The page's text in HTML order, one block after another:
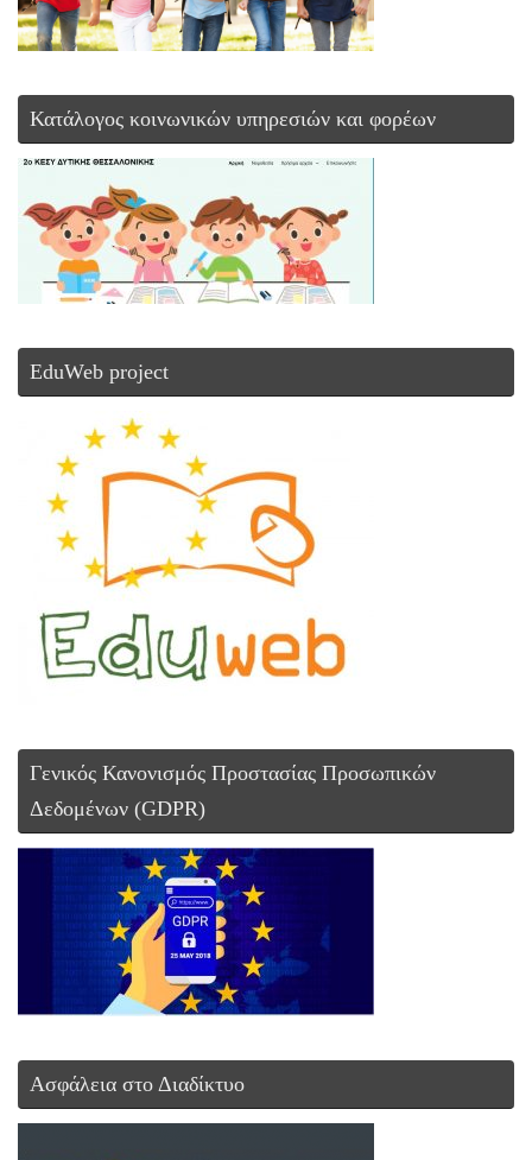
Κατάλογος κοινωνικών υπηρεσιών και φορέων
EduWeb project
Γενικός Κανονισμός Προστασίας Προσωπικών
Δεδομένων (GDPR)
Ασφάλεια στο Διαδίκτυο